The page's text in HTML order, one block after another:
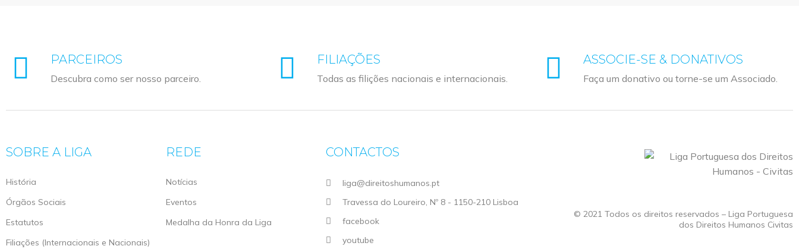
PARCEIROS
Descubra como ser nosso parceiro.
FILIAÇÕES
Todas as filições nacionais e internacionais.
ASSOCIE-SE & DONATIVOS
Faça um donativo ou torne-se um Associado.
SOBRE A LIGA
História
Órgãos Sociais
Estatutos
Filiações (Internacionais e Nacionais)
REDE
Notícias
Eventos
Medalha da Honra da Liga
CONTACTOS
liga@direitoshumanos.pt
Travessa do Loureiro, Nº 8 - 1150-210 Lisboa
facebook
youtube
© 2021 Todos os direitos reservados – Liga Portuguesa
dos Direitos Humanos Civitas